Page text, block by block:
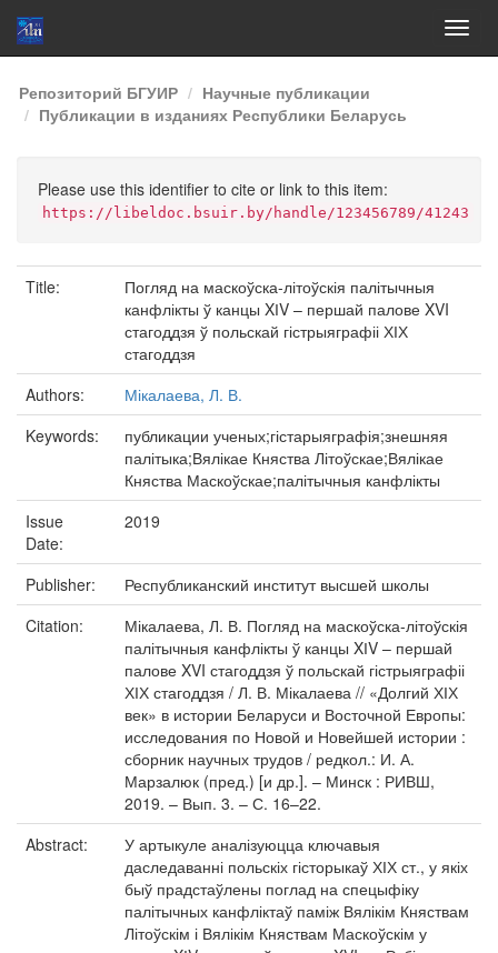
Skip
navigation
Репозиторий БГУИР
Научные публикации
Публикации в изданиях Республики Беларусь
Please use this identifier to cite or link to this item:
https://libeldoc.bsuir.by/handle/123456789/41243
Title:
Погляд на маскоўска-літоўскія палітычныя
канфлікты ў канцы XІV – першай палове XVI
стагоддзя ў польскай гістрыяграфіі ХІХ
стагоддзя
Authors:
Мікалаева, Л. В.
Keywords:
публикации ученых;гістарыяграфія;знешняя
палітыка;Вялікае Княства Літоўскае;Вялікае
Княства Маскоўскае;палітычныя канфлікты
Issue
Date:
2019
Publisher:
Республиканский институт высшей школы
Citation:
Мікалаева, Л. В. Погляд на маскоўска-літоўскія
палітычныя канфлікты ў канцы XІV – першай
палове XVI стагоддзя ў польскай гістрыяграфіі
ХІХ стагоддзя / Л. В. Мікалаева // «Долгий ХІХ
век» в истории Беларуси и Восточной Европы:
исследования по Новой и Новейшей истории :
сборник научных трудов / редкол.: И. А.
Марзалюк (пред.) [и др.]. – Минск : РИВШ,
2019. – Вып. 3. – С. 16–22.
Abstract:
У артыкуле аналізуюцца ключавыя
даследаванні польскіх гісторыкаў ХІХ ст., у якіх
быў прадстаўлены поглад на спецыфіку
палітычных канфліктаў паміж Вялікім Княствам
Літоўскім і Вялікім Княствам Маскоўскім у